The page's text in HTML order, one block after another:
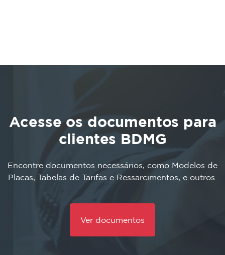
Acesse os documentos para
clientes BDMG
Encontre documentos necessários, como Modelos de
Placas, Tabelas de Tarifas e Ressarcimentos, e outros.
Ver documentos